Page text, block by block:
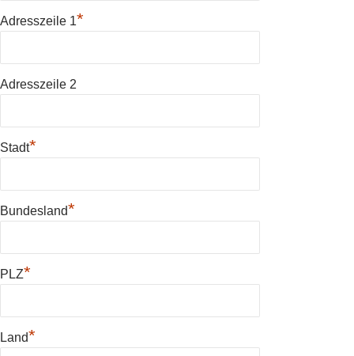
Adresszeile 1*
Adresszeile 2
Stadt*
Bundesland*
PLZ*
Land*